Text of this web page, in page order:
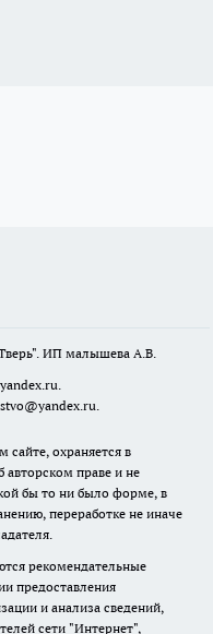
ИП малышева А.В.
охраняется в
авторском праве и не
бы то ни было форме, в
переработке не иначе
рекомендательные
предоставления
и анализа сведений,
сети "Интернет",